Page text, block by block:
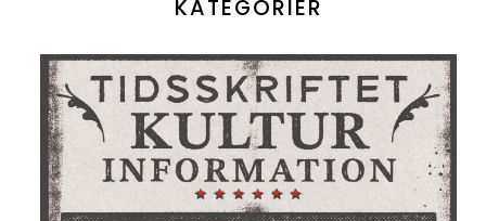
KATEGORIER